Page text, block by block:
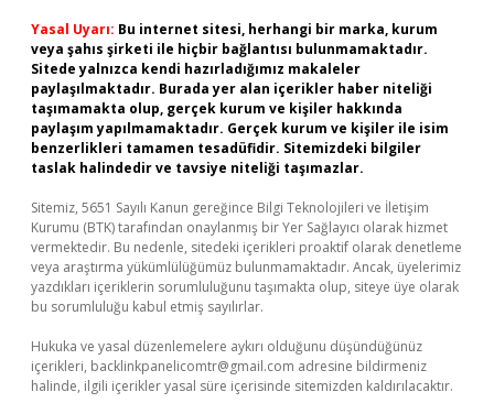
Yasal Uyarı: Bu internet sitesi, herhangi bir marka, kurum
veya şahıs şirketi ile hiçbir bağlantısı bulunmamaktadır.
Sitede yalnızca kendi hazırladığımız makaleler
paylaşılmaktadır. Burada yer alan içerikler haber niteliği
taşımamakta olup, gerçek kurum ve kişiler hakkında
paylaşım yapılmamaktadır. Gerçek kurum ve kişiler ile isim
benzerlikleri tamamen tesadüfidir. Sitemizdeki bilgiler
taslak halindedir ve tavsiye niteliği taşımazlar.
Sitemiz, 5651 Sayılı Kanun gereğince Bilgi Teknolojileri ve İletişim
Kurumu (BTK) tarafından onaylanmış bir Yer Sağlayıcı olarak hizmet
vermektedir. Bu nedenle, sitedeki içerikleri proaktif olarak denetleme
veya araştırma yükümlülüğümüz bulunmamaktadır. Ancak, üyelerimiz
yazdıkları içeriklerin sorumluluğunu taşımakta olup, siteye üye olarak
bu sorumluluğu kabul etmiş sayılırlar.
Hukuka ve yasal düzenlemelere aykırı olduğunu düşündüğünüz
içerikleri, backlinkpanelicomtr@gmail.com adresine bildirmeniz
halinde, ilgili içerikler yasal süre içerisinde sitemizden kaldırılacaktır.